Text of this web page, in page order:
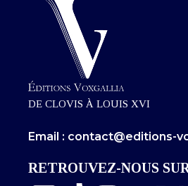
DE CLOVIS À LOUIS XVI
Email : contact@editions-
RETROUVEZ-NOUS